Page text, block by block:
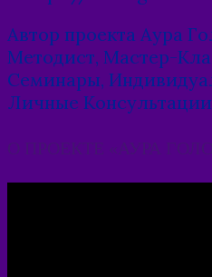
Автор проекта Аура
Методист, Мастер-
Семинары,
Личные Консультации